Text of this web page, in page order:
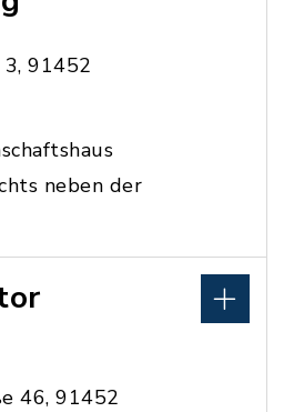
91452
neben der
46, 91452